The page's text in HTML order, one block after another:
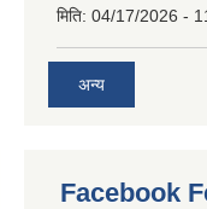
मिति: 04/17/2026 -
अन्य
Facebook